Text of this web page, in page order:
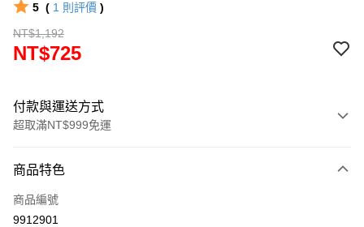
5 ( 1 則評價 )
NT$1,192
NT$725
付款與運送方式
超取滿NT$999免運
信用卡一次付款
信用卡分期付款
商品特色
商品編號
9912901